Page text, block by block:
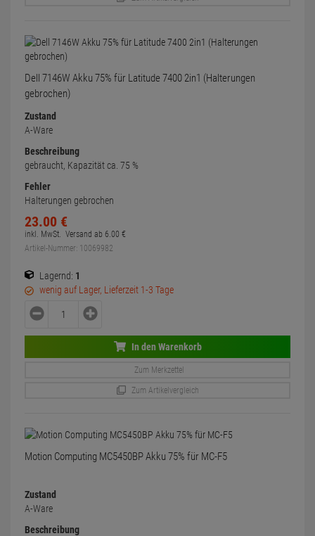
Dell 7146W Akku 75% für Latitude 7400 2in1 (Halterungen
gebrochen)
Zustand
A-Ware
Beschreibung
gebraucht, Kapazität ca. 75 %
Fehler
Halterungen gebrochen
23.00 €
inkl. MwSt. Versand ab 6.00 €
Artikel-Nummer: 10069982
Lagernd: 1
wenig auf Lager, Lieferzeit 1-3 Tage
In den Warenkorb
Zum Merkzettel
Zum Artikelvergleich
Motion Computing MC5450BP Akku 75% für MC-F5
Zustand
A-Ware
Beschreibung